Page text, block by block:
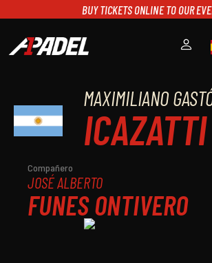
BUY TICKETS ONLINE TO OUR
A1PADEL
CALENDARIO
TORNEOS
SCOREBOARD
MAXIMILIANO
Compañero
JOSÉ ALBERTO
FUNES ONTIVERO